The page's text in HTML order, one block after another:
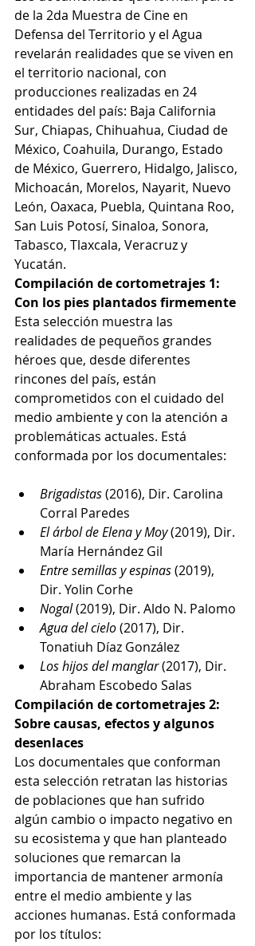
de la 2da Muestra de Cine en
Defensa del Territorio y el Agua
revelarán realidades que se viven en
el territorio nacional, con
producciones realizadas en 24
entidades del país: Baja California
Sur, Chiapas, Chihuahua, Ciudad de
México, Coahuila, Durango, Estado
de México, Guerrero, Hidalgo, Jalisco,
Michoacán, Morelos, Nayarit, Nuevo
León, Oaxaca, Puebla, Quintana Roo,
San Luis Potosí, Sinaloa, Sonora,
Tabasco, Tlaxcala, Veracruz y
Yucatán.
Compilación de cortometrajes 1:
Con los pies plantados firmemente
Esta selección muestra las
realidades de pequeños grandes
héroes que, desde diferentes
rincones del país, están
comprometidos con el cuidado del
medio ambiente y con la atención a
problemáticas actuales. Está
conformada por los documentales:
Brigadistas (2016), Dir. Carolina
Corral Paredes
El árbol de Elena y Moy (2019), Dir.
María Hernández Gil
Entre semillas y espinas (2019),
Dir. Yolin Corhe
Nogal (2019), Dir. Aldo N. Palomo
Agua del cielo (2017), Dir.
Tonatiuh Díaz González
Los hijos del manglar (2017), Dir.
Abraham Escobedo Salas
Compilación de cortometrajes 2:
Sobre causas, efectos y algunos
desenlaces
Los documentales que conforman
esta selección retratan las historias
de poblaciones que han sufrido
algún cambio o impacto negativo en
su ecosistema y que han planteado
soluciones que remarcan la
importancia de mantener armonía
entre el medio ambiente y las
acciones humanas. Está conformada
por los títulos: